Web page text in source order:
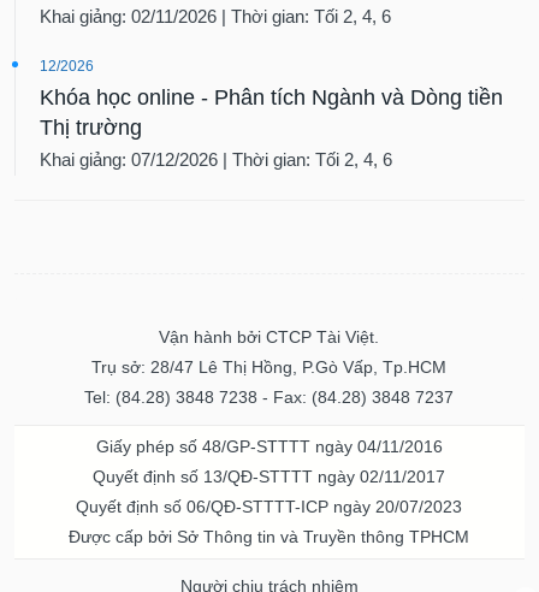
Khai giảng: 02/11/2026 | Thời gian: Tối 2, 4, 6
12/2026
Khóa học online - Phân tích Ngành và Dòng tiền
Thị trường
Khai giảng: 07/12/2026 | Thời gian: Tối 2, 4, 6
Vận hành bởi CTCP Tài Việt.
Trụ sở: 28/47 Lê Thị Hồng, P.Gò Vấp, Tp.HCM
Tel: (84.28) 3848 7238 - Fax: (84.28) 3848 7237
Giấy phép số 48/GP-STTTT ngày 04/11/2016
Quyết định số 13/QĐ-STTTT ngày 02/11/2017
Quyết định số 06/QĐ-STTTT-ICP ngày 20/07/2023
Được cấp bởi Sở Thông tin và Truyền thông TPHCM
Người chịu trách nhiệm